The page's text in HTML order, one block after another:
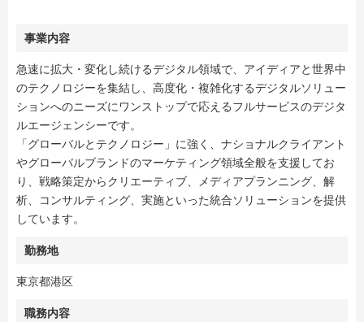
事業内容
急速に拡大・変化し続けるデジタル領域で、アイディアと世界中
のテクノロジーを集結し、高度化・複雑化するデジタルソリュー
ションへのニーズにワンストップで応えるフルサービスのデジタ
ルエージェンシーです。
「グローバルとテクノロジー」に強く、ナショナルクライアント
やグローバルブランドのマーケティング領域全般を支援してお
り、戦略策定からクリエーティブ、メディアプランニング、解
析、コンサルティング、実施といった統合ソリューションを提供
しています。
勤務地
東京都港区
職務内容